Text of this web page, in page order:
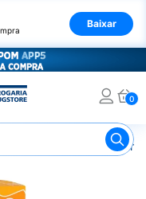
Baixar
0
Creme